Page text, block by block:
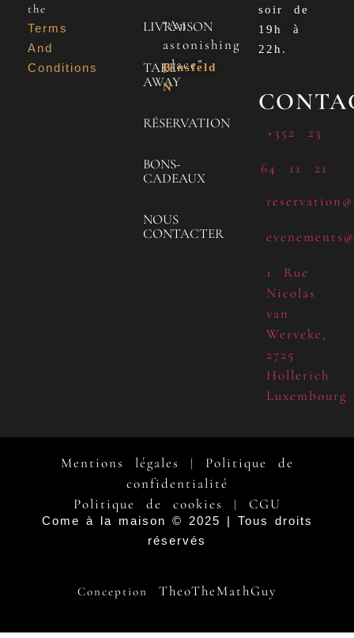
the
Terms
And
Conditions
LIVRAISON
TAKE
AWAY
RÉSERVATION
BONS-
CADEAUX
NOUS
CONTACTER
“An
astonishing
place”
Binsfeld
N
soir de
19h à
22h.
+352 23
64 11 21
1 Rue
Nicolas
van
Werveke,
2725
Hollerich
Luxembourg
Mentions légales | Politique de
confidentialité
Politique de cookies
| CGU
Come à la maison © 2025 | Tous droits
réservés
Conception TheoTheMathGuy